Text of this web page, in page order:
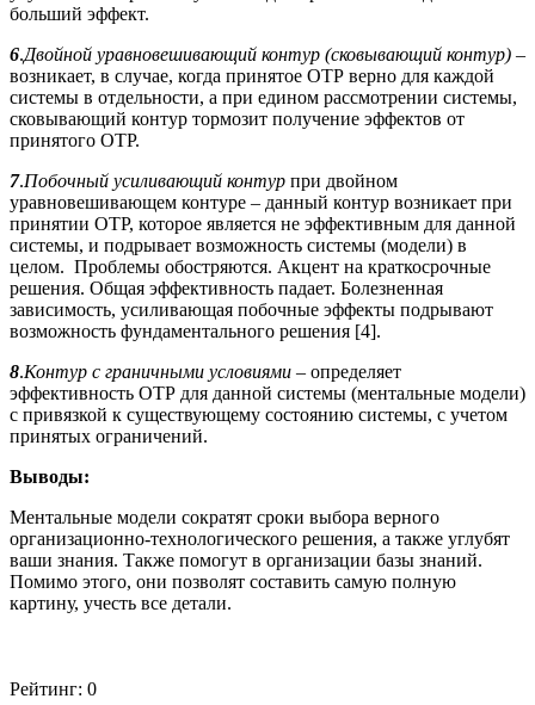
больший эффект.
6.Двойной уравновешивающий контур (сковывающий контур) –
возникает, в случае, когда принятое ОТР верно для каждой
системы в отдельности, а при едином рассмотрении системы,
сковывающий контур тормозит получение эффектов от
принятого ОТР.
7.Побочный усиливающий контур при двойном
уравновешивающем контуре – данный контур возникает при
принятии ОТР, которое является не эффективным для данной
системы, и подрывает возможность системы (модели) в
целом. Проблемы обостряются. Акцент на краткосрочные
решения. Общая эффективность падает. Болезненная
зависимость, усиливающая побочные эффекты подрывают
возможность фундаментального решения [4].
8.Контур с граничными условиями – определяет
эффективность ОТР для данной системы (ментальные модели)
с привязкой к существующему состоянию системы, с учетом
принятых ограничений.
Выводы:
Ментальные модели сократят сроки выбора верного
организационно-технологического решения, а также углубят
ваши знания. Также помогут в организации базы знаний.
Помимо этого, они позволят составить самую полную
картину, учесть все детали.
Рейтинг: 0